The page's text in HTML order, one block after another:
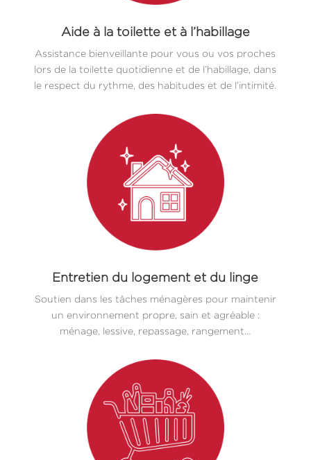
Aide à la toilette et à l’habillage
Assistance bienveillante pour vous ou vos proches
lors de la toilette quotidienne et de l’habillage, dans
le respect du rythme, des habitudes et de l’intimité.
Entretien du logement et du linge
Soutien dans les tâches ménagères pour maintenir
un environnement propre, sain et agréable :
ménage, lessive, repassage, rangement…